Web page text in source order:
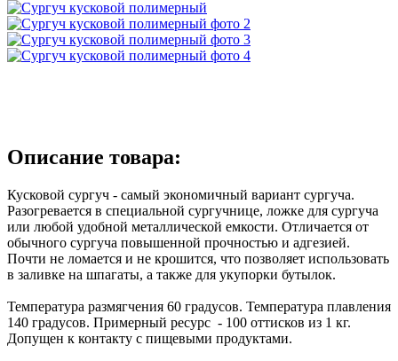
Описание товара:
Кусковой сургуч - самый экономичный вариант сургуча.
Разогревается в специальной сургучнице, ложке для сургуча
или любой удобной металлической емкости. Отличается от
обычного сургуча повышенной прочностью и адгезией.
Почти не ломается и не крошится, что позволяет использовать
в заливке на шпагаты, а также для укупорки бутылок.
Температура размягчения 60 градусов. Температура плавления
140 градусов. Примерный ресурс - 100 оттисков из 1 кг.
Допущен к контакту с пищевыми продуктами.